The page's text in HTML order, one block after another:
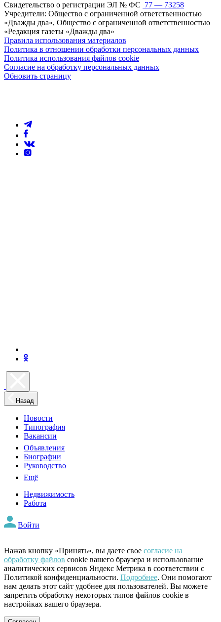
Свидетельство о регистрации ЭЛ № ФС 77 — 73258
Учредители: Общество с ограниченной ответственностью
«Дважды два», Общество с ограниченной ответственностью
«Редакция газеты «Дважды два»
Правила использования материалов
Политика в отношении обработки персональных данных
Политика использования файлов cookie
Согласие на обработку персональных данных
Обновить страницу
Назад
Новости
Типография
Вакансии
Объявления
Биографии
Руководство
Ещё
Недвижимость
Работа
Войти
Нажав кнопку «Принять», вы даете свое согласие на
обработку файлов cookie вашего браузера и использование
аналитических сервисов Яндекс Метрика в соответствии с
Политикой конфиденциальности. Подробнее. Они помогают
нам делать этот сайт удобнее для пользователей. Вы можете
запретить обработку некоторых типов файлов cookie в
настройках вашего браузера.